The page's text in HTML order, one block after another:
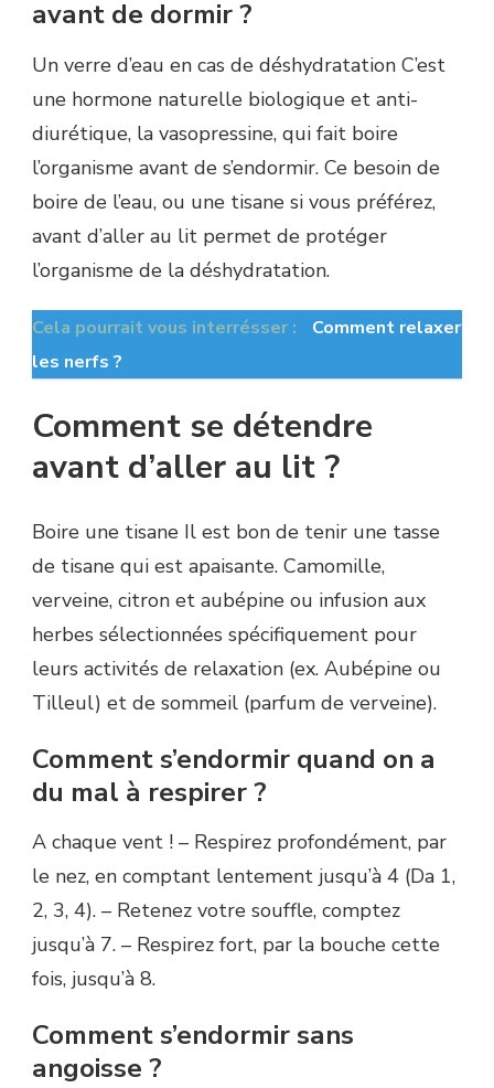
avant de dormir ?
Un verre d’eau en cas de déshydratation C’est
une hormone naturelle biologique et anti-
diurétique, la vasopressine, qui fait boire
l’organisme avant de s’endormir. Ce besoin de
boire de l’eau, ou une tisane si vous préférez,
avant d’aller au lit permet de protéger
l’organisme de la déshydratation.
Cela pourrait vous interrésser :
Comment relaxer
les nerfs ?
Comment se détendre
avant d’aller au lit ?
Boire une tisane Il est bon de tenir une tasse
de tisane qui est apaisante. Camomille,
verveine, citron et aubépine ou infusion aux
herbes sélectionnées spécifiquement pour
leurs activités de relaxation (ex. Aubépine ou
Tilleul) et de sommeil (parfum de verveine).
Comment s’endormir quand on a
du mal à respirer ?
A chaque vent ! – Respirez profondément, par
le nez, en comptant lentement jusqu’à 4 (Da 1,
2, 3, 4). – Retenez votre souffle, comptez
jusqu’à 7. – Respirez fort, par la bouche cette
fois, jusqu’à 8.
Comment s’endormir sans
angoisse ?